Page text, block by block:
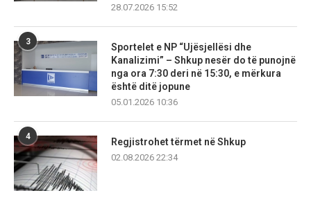
28.07.2026 15:52
3
Sportelet e NP “Ujësjellësi dhe
Kanalizimi” – Shkup nesër do të punojnë
nga ora 7:30 deri në 15:30, e mërkura
është ditë jopune
05.01.2026 10:36
4
Regjistrohet tërmet në Shkup
02.08.2026 22:34